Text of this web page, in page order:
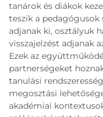
tanárok és diákok
teszik a pedagógusok
adjanak ki, osztályuk
visszajelzést adjanak
Ezek az
partnerségeket
tanulási
megosztási
akadémiai